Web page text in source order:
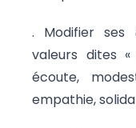
. Modifier ses
valeurs dites
écoute,
empathie,